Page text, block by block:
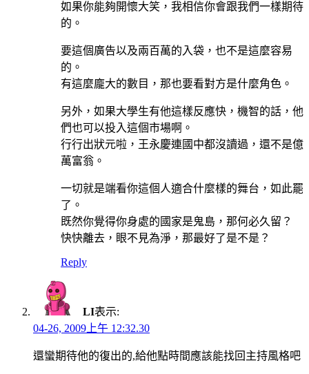
如果你能夠開懷大笑，我相信你會跟我們一樣期待
的。
要這個廣告以及兩百萬的入袋，也不是這麼容易
的。
有這麼龐大的數目，那也要看對方是什麼角色。
另外，如果大學生有他這樣反應快，機智的話，他
們也可以投入這個市場啊。
行行出狀元啦，王永慶連國中都沒讀過，還不是億
萬富翁。
一切就是端看你這個人適合什麼樣的舞台，如此罷
了。
既然你覺得你身處的國家是鬼島，那何必久留？
快快離去，眼不見為淨，那最好了是不是？
Reply
LI表示:
04-26, 2009上午 12:32.30
還蠻期待他的復出的,給他點時間應該能找回主持風格吧